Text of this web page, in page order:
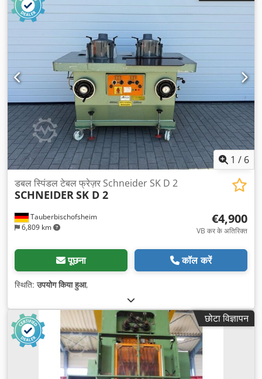
1 / 6
Tauberbischofsheim
6,809 km
डबल स्पिंडल टेबल फ्रेज़र Schneider SK D 2
SCHNEIDERSK D 2
€4,900
VB कर के अतिरिक्त
पूछना कॉल करें
स्थिति:उपयोग किया हुआ,
छोटा विज्ञापन